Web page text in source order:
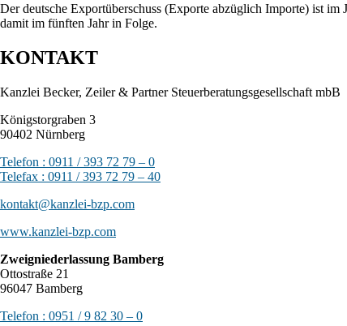
Der deutsche Exportüberschuss (Exporte abzüglich Importe) ist
damit im fünften Jahr in Folge.
KONTAKT
Kanzlei Becker, Zeiler & Partner Steuerberatungsgesellschaft mbB
Königstorgraben 3
90402 Nürnberg
Telefon : 0911 / 393 72 79 – 0
Telefax : 0911 / 393 72 79 – 40
kontakt@kanzlei-bzp.com
www.kanzlei-bzp.com
Zweigniederlassung Bamberg
Ottostraße 21
96047 Bamberg
Telefon : 0951 / 9 82 30 – 0